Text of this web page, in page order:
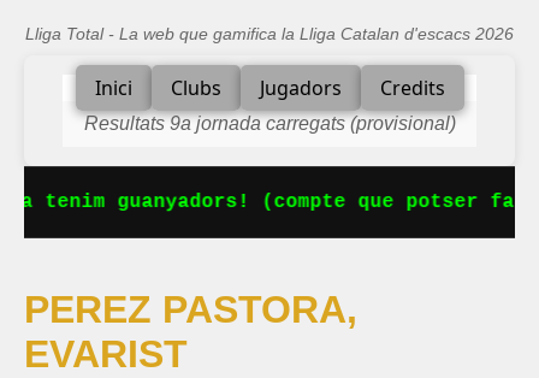
Lliga Total - La web que gamifica la Lliga Catalan d'escacs 2026
Inici Clubs Jugadors Credits
Resultats 9a jornada carregats (provisional)
tenim guanyadors! (compte que potser
PEREZ PASTORA,
EVARIST